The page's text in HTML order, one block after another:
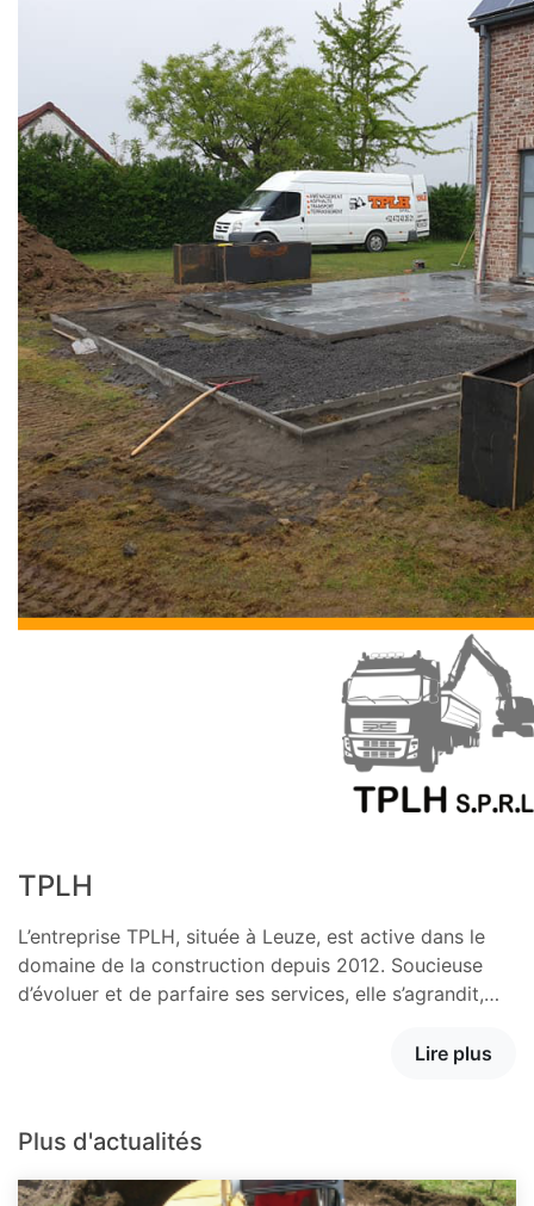
TPLH
L’entreprise TPLH, située à Leuze, est active dans le
domaine de la construction depuis 2012. Soucieuse
d’évoluer et de parfaire ses services, elle s’agrandit,…
Lire plus
Plus d'actualités